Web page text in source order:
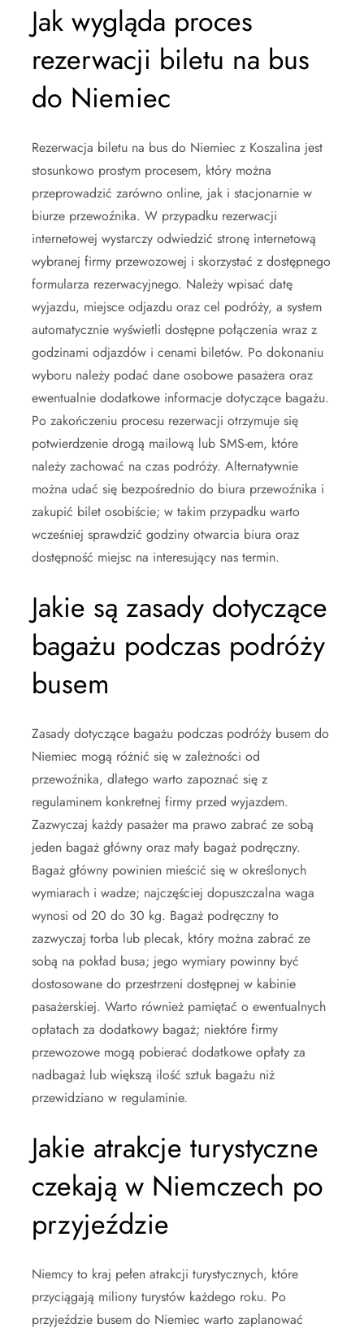
Jak wygląda proces
rezerwacji biletu na bus
do Niemiec
Rezerwacja biletu na bus do Niemiec z Koszalina jest
stosunkowo prostym procesem, który można
przeprowadzić zarówno online, jak i stacjonarnie w
biurze przewoźnika. W przypadku rezerwacji
internetowej wystarczy odwiedzić stronę internetową
wybranej firmy przewozowej i skorzystać z dostępnego
formularza rezerwacyjnego. Należy wpisać datę
wyjazdu, miejsce odjazdu oraz cel podróży, a system
automatycznie wyświetli dostępne połączenia wraz z
godzinami odjazdów i cenami biletów. Po dokonaniu
wyboru należy podać dane osobowe pasażera oraz
ewentualnie dodatkowe informacje dotyczące bagażu.
Po zakończeniu procesu rezerwacji otrzymuje się
potwierdzenie drogą mailową lub SMS-em, które
należy zachować na czas podróży. Alternatywnie
można udać się bezpośrednio do biura przewoźnika i
zakupić bilet osobiście; w takim przypadku warto
wcześniej sprawdzić godziny otwarcia biura oraz
dostępność miejsc na interesujący nas termin.
Jakie są zasady dotyczące
bagażu podczas podróży
busem
Zasady dotyczące bagażu podczas podróży busem do
Niemiec mogą różnić się w zależności od
przewoźnika, dlatego warto zapoznać się z
regulaminem konkretnej firmy przed wyjazdem.
Zazwyczaj każdy pasażer ma prawo zabrać ze sobą
jeden bagaż główny oraz mały bagaż podręczny.
Bagaż główny powinien mieścić się w określonych
wymiarach i wadze; najczęściej dopuszczalna waga
wynosi od 20 do 30 kg. Bagaż podręczny to
zazwyczaj torba lub plecak, który można zabrać ze
sobą na pokład busa; jego wymiary powinny być
dostosowane do przestrzeni dostępnej w kabinie
pasażerskiej. Warto również pamiętać o ewentualnych
opłatach za dodatkowy bagaż; niektóre firmy
przewozowe mogą pobierać dodatkowe opłaty za
nadbagaż lub większą ilość sztuk bagażu niż
przewidziano w regulaminie.
Jakie atrakcje turystyczne
czekają w Niemczech po
przyjeździe
Niemcy to kraj pełen atrakcji turystycznych, które
przyciągają miliony turystów każdego roku. Po
przyjeździe busem do Niemiec warto zaplanować